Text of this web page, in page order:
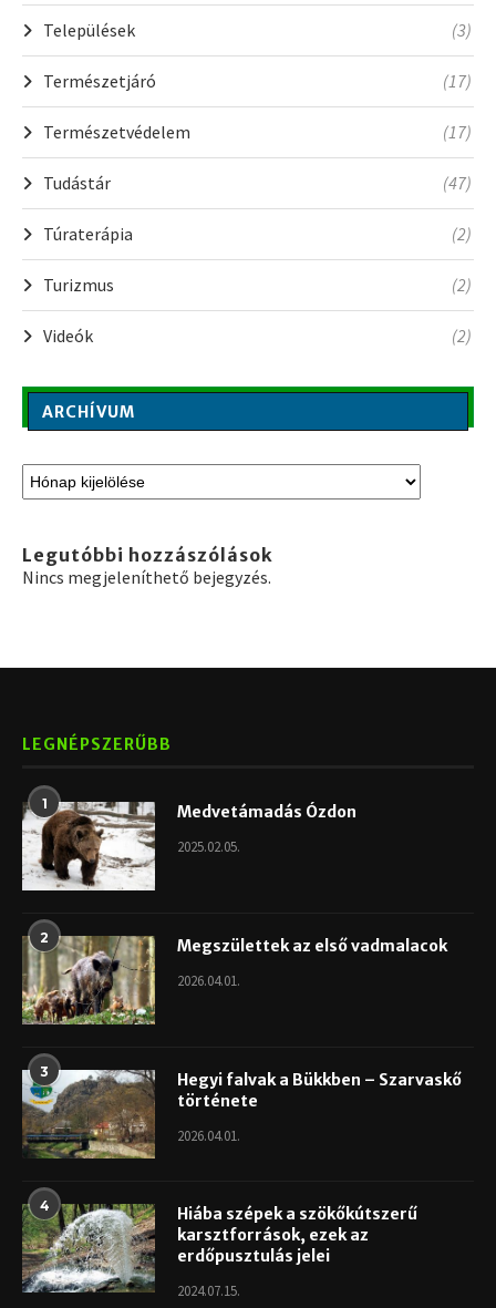
Települések (3)
Természetjáró (17)
Természetvédelem (17)
Tudástár (47)
Túraterápia (2)
Turizmus (2)
Videók (2)
ARCHÍVUM
Legutóbbi hozzászólások
Nincs megjeleníthető bejegyzés.
LEGNÉPSZERŰBB
1 Medvetámadás Ózdon
2025.02.05.
2 Megszülettek az első vadmalacok
2026.04.01.
3
Hegyi falvak a Bükkben – Szarvaskő
története
2026.04.01.
4
Hiába szépek a szökőkútszerű
karsztforrások, ezek az
erdőpusztulás jelei
2024.07.15.